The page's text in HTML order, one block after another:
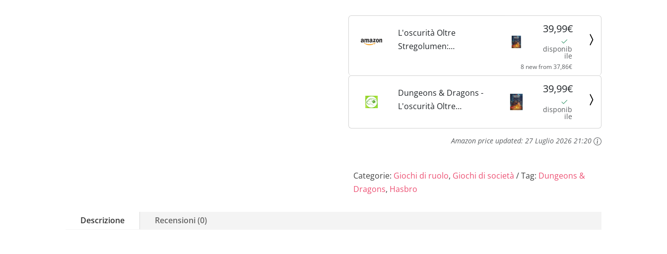
L'oscurità Oltre
Stregolumen:
Selva Fatata (libro di
& Dragons) (Versione
39,99€
disponib
ile
8 new from 37,86€
Dungeons & Dragons -
L'oscurità Oltre
39,99€
disponib
ile
Amazon price updated: 27 Luglio 2026 21:20
Categorie: Giochi di ruolo, Giochi di società Tag: Dungeons &
Dragons, Hasbro
Descrizione Recensioni (0)